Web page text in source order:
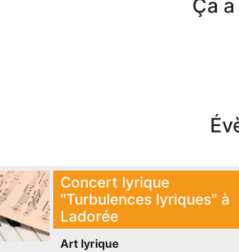
Ça
Concert lyrique
"Turbulences lyriques" à
Ladorée
Art lyrique